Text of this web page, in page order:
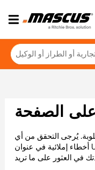
على الصفحة
يُرجى التحقق من أي
أخطاء إملائية في عنوان URL، أو عرض خريطة الموقع